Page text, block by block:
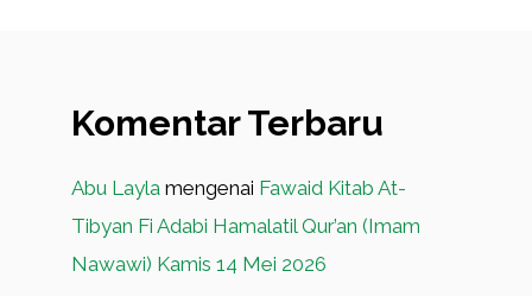
Komentar Terbaru
Abu Layla mengenai Fawaid Kitab At-
Tibyan Fi Adabi Hamalatil Qur’an (Imam
Nawawi) Kamis 14 Mei 2026